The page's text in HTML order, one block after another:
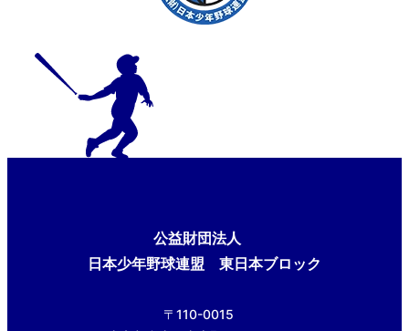
公益財団法人
日本少年野球連盟 東日本ブロック
〒110-0015